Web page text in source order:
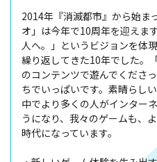
2014年『消滅都市』から始ま
オ」は今年で10周年を迎えま
人へ。」というビジョンを体
繰り返してきた10年でした。
のコンテンツで遊んでくださ
ちでいっぱいです。素晴らし
中でより多くの人がインター
うになり、我々のゲームも、
時代になっています。